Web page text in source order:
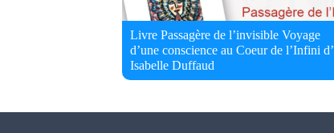
Livre Passagère de l’invisible Voyage
d’une conscience au Coeur de l’Infini d’
Isabelle Duffaud